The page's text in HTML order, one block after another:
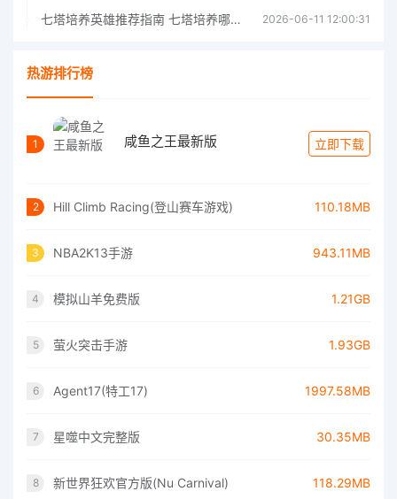
七塔培养英雄推荐指南 七塔培养哪个英雄好 2026-06-11 12:00:31
热游排行榜
1 咸鱼之王最新版 立即下载
2 Hill Climb Racing(登山赛车游戏) 110.18MB
3 NBA2K13手游 943.11MB
4 模拟山羊免费版 1.21GB
5 萤火突击手游 1.93GB
6 Agent17(特工17) 1997.58MB
7 星噬中文完整版 30.35MB
8 新世界狂欢官方版(Nu Carnival) 118.29MB